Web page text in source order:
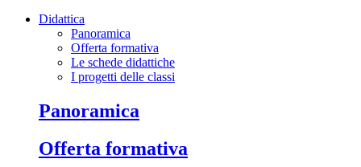
Didattica
Panoramica
Offerta formativa
Le schede didattiche
I progetti delle classi
Panoramica
Offerta formativa